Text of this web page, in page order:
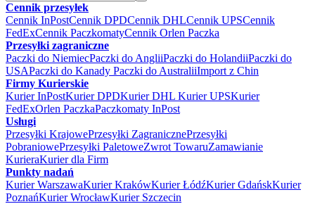
Cennik przesyłek
Cennik InPostCennik DPDCennik DHLCennik UPSCennik
FedExCennik PaczkomatyCennik Orlen Paczka
Przesyłki zagraniczne
Paczki do NiemiecPaczki do AngliiPaczki do HolandiiPaczki do
USAPaczki do Kanady Paczki do AustraliiImport z Chin
Firmy Kurierskie
Kurier InPostKurier DPDKurier DHL Kurier UPSKurier
FedExOrlen PaczkaPaczkomaty InPost
Usługi
Przesyłki KrajowePrzesyłki ZagranicznePrzesyłki
PobraniowePrzesyłki PaletoweZwrot TowaruZamawianie
KurieraKurier dla Firm
Punkty nadań
Kurier WarszawaKurier KrakówKurier ŁódźKurier GdańskKurier
PoznańKurier WrocławKurier Szczecin